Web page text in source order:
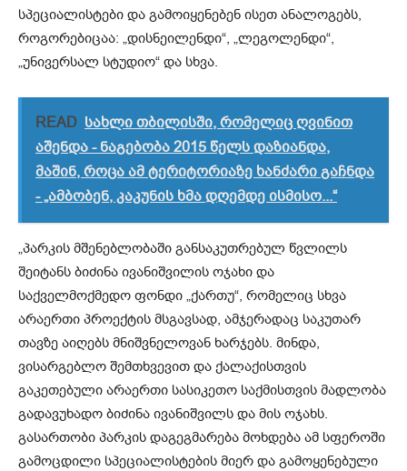
სპეციალისტები და გამოიყენებენ ისეთ ანალოგებს,
როგორებიცაა: „დისნეილენდი“, „ლეგოლენდი“,
„უნივერსალ სტუდიო“ და სხვა.
READ სახლი თბილისში, რომელიც ღვინით
აშენდა - ნაგებობა 2015 წელს დაზიანდა,
მაშინ, როცა ამ ტერიტორიაზე ხანძარი გაჩნდა
- „ამბობენ, კაკუნის ხმა დღემდე ისმისო...“
„პარკის მშენებლობაში განსაკუთრებულ წვლილს
შეიტანს ბიძინა ივანიშვილის ოჯახი და
საქველმოქმედო ფონდი „ქართუ“, რომელიც სხვა
არაერთი პროექტის მსგავსად, ამჯერადაც საკუთარ
თავზე აიღებს მნიშვნელოვან ხარჯებს. მინდა,
ვისარგებლო შემთხვევით და ქალაქისთვის
გაკეთებული არაერთი სასიკეთო საქმისთვის მადლობა
გადავუხადო ბიძინა ივანიშვილს და მის ოჯახს.
გასართობი პარკის დაგეგმარება მოხდება ამ სფეროში
გამოცდილი სპეციალისტების მიერ და გამოყენებული